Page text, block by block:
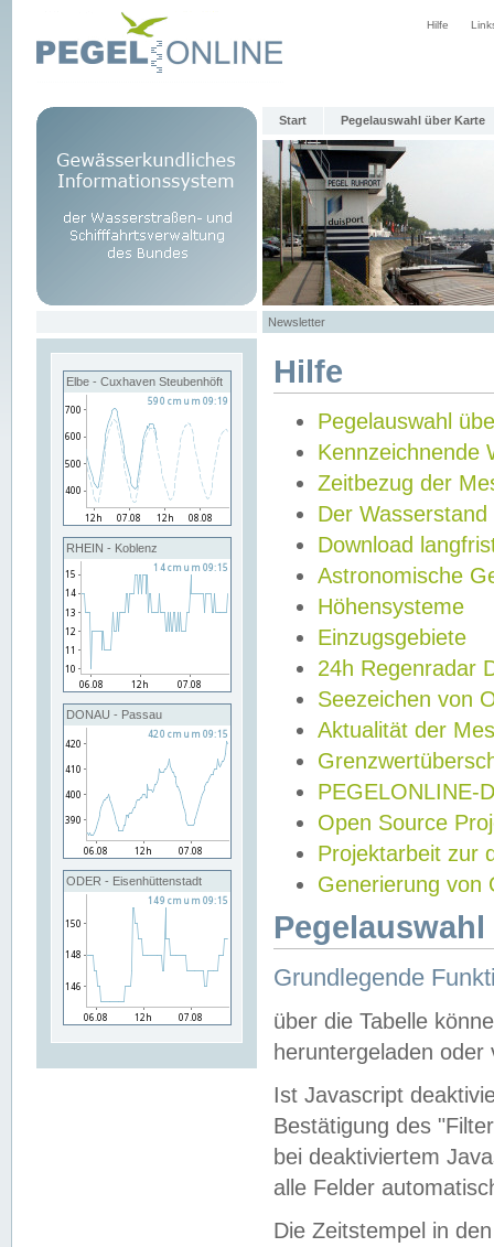
Hilfe
Start Pegelauswahl über Karte
Newsletter
Elbe - Cuxhaven Steubenhöft
RHEIN - Koblenz
DONAU - Passau
ODER - Eisenhüttenstadt
Hilfe
Pegelauswahl
Kennzeichnende
Zeitbezug der
Der Wasserstand
Download
Astronomische
Höhensysteme
Einzugsgebiete
24h Regenradar
Seezeichen von
Aktualität der
PEGELONLINE-
Open Source
Projektarbeit zur
Generierung von
Grundlegende
über die Tabelle
heruntergeladen oder
Ist Javascript
Bestätigung des
bei deaktiviertem
alle Felder
Die Zeitstempel in